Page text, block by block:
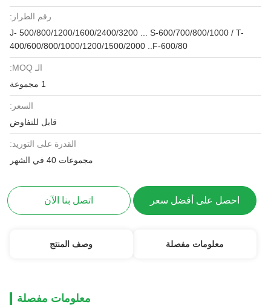
رقم الطراز:
J- 500/800/1200/1600/2400/3200 ... S-600/700/800/1000 / T-
400/600/800/1000/1200/1500/2000 ..F-600/80
الـ MOQ:
1 مجموعة
السعر:
قابل للتفاوض
القدرة على التوريد:
مجموعات 40 في الشهر
احصل على أفضل سعر اتصل بنا الآن
معلومات مفصلة وصف المنتج
معلومات مفصلة